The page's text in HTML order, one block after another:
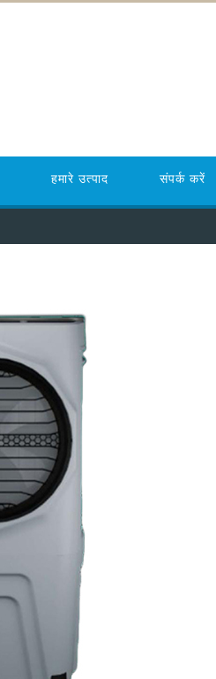
हमारे उत्पाद संपर्क करें